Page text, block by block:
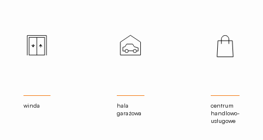
winda
hala
garażowa
centrum
handlowo-
usługowe